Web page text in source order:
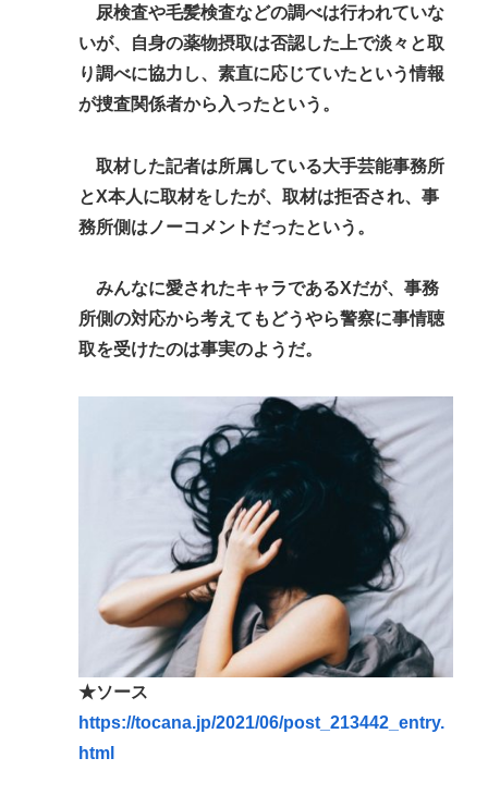
尿検査や毛髪検査などの調べは行われていな
いが、自身の薬物摂取は否認した上で淡々と取
り調べに協力し、素直に応じていたという情報
が捜査関係者から入ったという。
取材した記者は所属している大手芸能事務所
とX本人に取材をしたが、取材は拒否され、事
務所側はノーコメントだったという。
みんなに愛されたキャラであるXだが、事務
所側の対応から考えてもどうやら警察に事情聴
取を受けたのは事実のようだ。
★ソース
https://tocana.jp/2021/06/post_213442_entry.
html